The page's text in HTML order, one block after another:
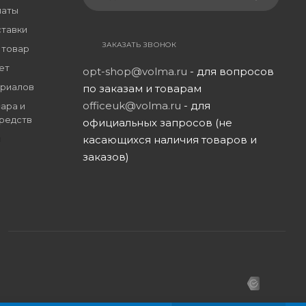
товар
и
ЗАКАЗАТЬ ЗВОНОК
opt-shop@volma.ru - для вопросов
по заказам и товарам
officeuk@volma.ru - для
официальных запросов (не
касающихся наличия товаров и
заказов)